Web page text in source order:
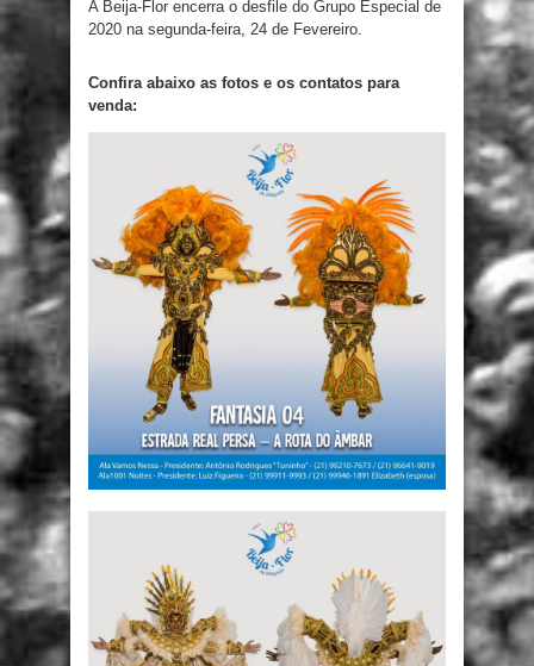
A Beija-Flor encerra o desfile do Grupo Especial de
2020 na segunda-feira, 24 de Fevereiro.
Confira abaixo as fotos e os contatos para
venda: